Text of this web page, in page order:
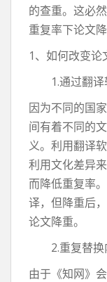
的查重。这必
重复率下论文
1、如何改变论
1.通过翻译
因为不同的国
间有着不同的
义。利用翻译
利用文化差异
而降低重复率
译，但降重后
论文降重。
2.重复替换
由于《知网》